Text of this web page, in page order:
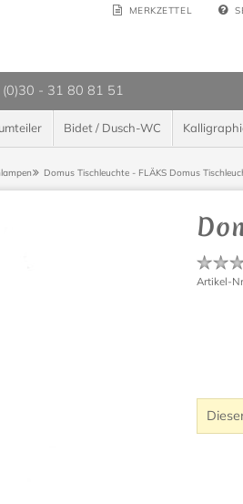
MERKZETTEL
(0)30 - 31 80 81 51
Bidet / Dusch-WC
Domus Tischleuchte - FLÄKS Domus
Artikel-